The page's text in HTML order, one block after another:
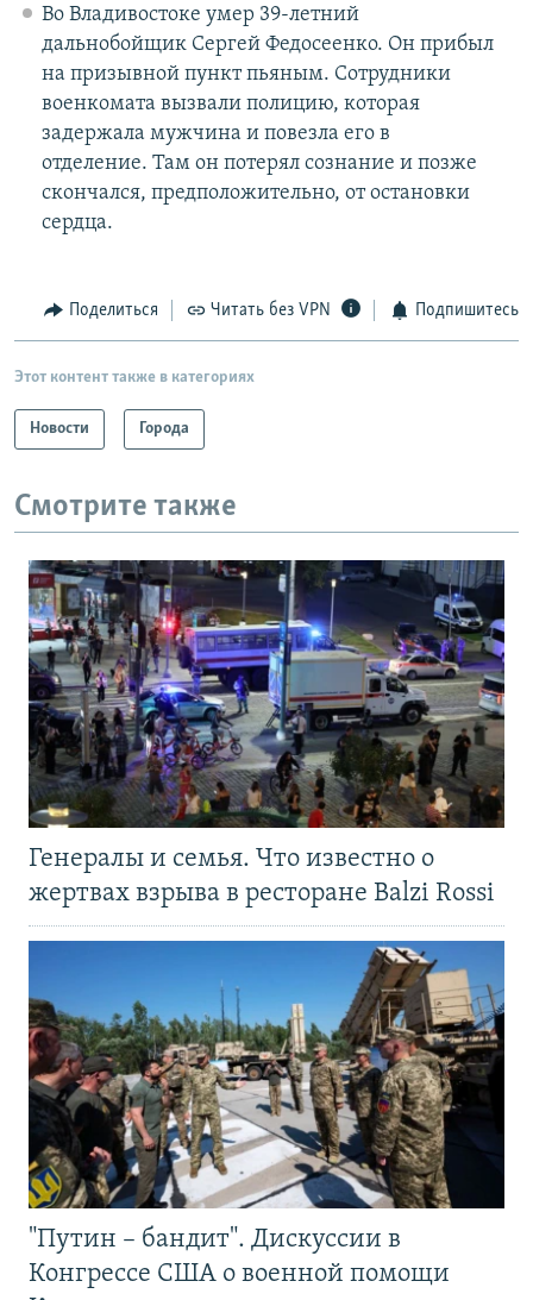
Во Владивостоке умер 39-летний
дальнобойщик Сергей Федосеенко. Он прибыл
на призывной пункт пьяным. Сотрудники
военкомата вызвали полицию, которая
задержала мужчина и повезла его в
отделение. Там он потерял сознание и позже
скончался, предположительно, от остановки
сердца.
Поделиться Читать без VPN Подпишитесь
Этот контент также в категориях
Новости Города
Смотрите также
Генералы и семья. Что известно о
жертвах взрыва в ресторане Balzi Rossi
"Путин – бандит". Дискуссии в
Конгрессе США о военной помощи